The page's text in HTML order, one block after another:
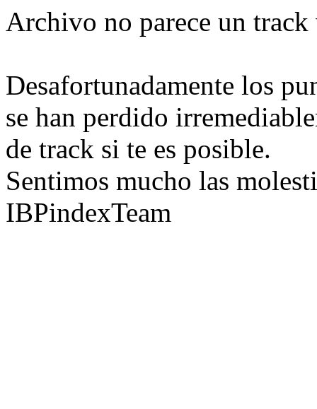
Archivo no parece un
Desafortunadamente los
se han perdido
de track si te es posible.
Sentimos mucho las
IBPindexTeam